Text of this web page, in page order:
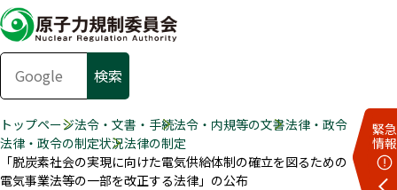
緊急
情報
トップページ法令・文書・手続法令・内規等の文書法律・政令
法律・政令の制定状況法律の制定
「脱炭素社会の実現に向けた電気供給体制の確立を図るための
電気事業法等の一部を改正する法律」の公布